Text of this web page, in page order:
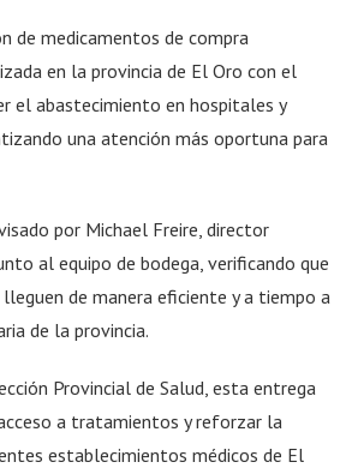
de medicamentos de compra
en la provincia de El Oro con el
el abastecimiento en hospitales y
una atención más oportuna para
por Michael Freire, director
al equipo de bodega, verificando que
de manera eficiente y a tiempo a
de la provincia.
Provincial de Salud, esta entrega
a tratamientos y reforzar la
establecimientos médicos de El